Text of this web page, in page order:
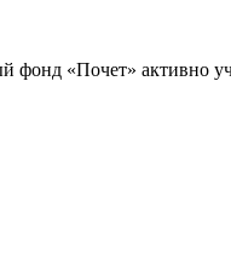
фонд «Почет» активно